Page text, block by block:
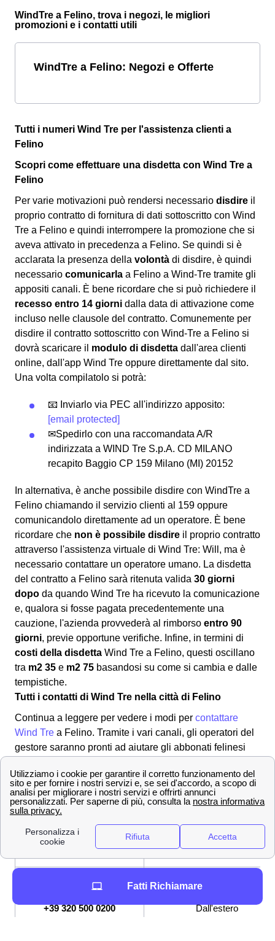
WindTre a Felino, trova i negozi, le migliori
promozioni e i contatti utili
WindTre a Felino: Negozi e Offerte
Tutti i numeri Wind Tre per l'assistenza clienti a
Felino
Scopri come effettuare una disdetta con Wind Tre a
Felino
Per varie motivazioni può rendersi necessario disdire il
proprio contratto di fornitura di dati sottoscritto con Wind
Tre a Felino e quindi interrompere la promozione che si
aveva attivato in precedenza a Felino. Se quindi si è
acclarata la presenza della volontà di disdire, è quindi
necessario comunicarla a Felino a Wind-Tre tramite gli
appositi canali. È bene ricordare che si può richiedere il
recesso entro 14 giorni dalla data di attivazione come
incluso nelle clausole del contratto. Comunemente per
disdire il contratto sottoscritto con Wind-Tre a Felino si
dovrà scaricare il modulo di disdetta dall'area clienti
online, dall'app Wind Tre oppure direttamente dal sito.
Una volta compilatolo si potrà:
📧 Inviarlo via PEC all'indirizzo apposito:
[email protected]
✉Spedirlo con una raccomandata A/R
indirizzata a WIND Tre S.p.A. CD MILANO
recapito Baggio CP 159 Milano (MI) 20152
In alternativa, è anche possibile disdire con WindTre a
Felino chiamando il servizio clienti al 159 oppure
comunicandolo direttamente ad un operatore. È bene
ricordare che non è possibile disdire il proprio contratto
attraverso l'assistenza virtuale di Wind Tre: Will, ma è
necessario contattare un operatore umano. La disdetta
del contratto a Felino sarà ritenuta valida 30 giorni
dopo da quando Wind Tre ha ricevuto la comunicazione
e, qualora si fosse pagata precedentemente una
cauzione, l'azienda provvederà al rimborso entro 90
giorni, previe opportune verifiche. Infine, in termini di
costi della disdetta Wind Tre a Felino, questi oscillano
tra m2 35 e m2 75 basandosi su come si cambia e dalle
tempistiche.
Tutti i contatti di Wind Tre nella città di Felino
Continua a leggere per vedere i modi per contattare
Wind Tre a Felino. Tramite i vari canali, gli operatori del
gestore saranno pronti ad aiutare gli abbonati felinesi
provider:
✔ Modalità per contattare Wind-Tre
800 900 134
Numero Verde
[email protected] Indirizzo mail per PEC
+39 320 500 0200 Dall'estero
Fatti Richiamare